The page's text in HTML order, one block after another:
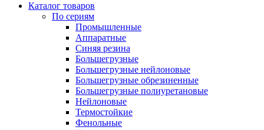
Каталог товаров
По сериям
Промышленные
Аппаратные
Синяя резина
Большегрузные
Большегрузные нейлоновые
Большегрузные обрезиненные
Большегрузные полиуретановые
Нейлоновые
Термостойкие
Фенольные